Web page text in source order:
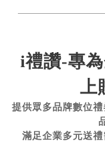
i禮讚-專
上
提供眾多品牌數位
滿足企業多元送禮